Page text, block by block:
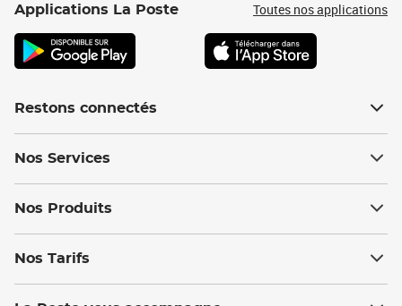
Applications La Poste Toutes nos applications
Restons connectés
Nos Services
Nos Produits
Nos Tarifs